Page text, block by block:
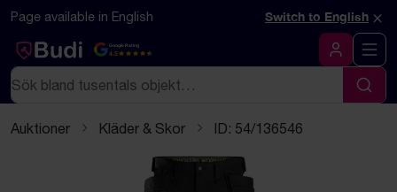
Hoppa till innehåll
Textbaserad (markdown) version av denna sida
Page available in English Switch to English ×
Google Rating
4.5
Logga in
Sök
Sök
Auktioner Kläder & Skor ID: 54/136546